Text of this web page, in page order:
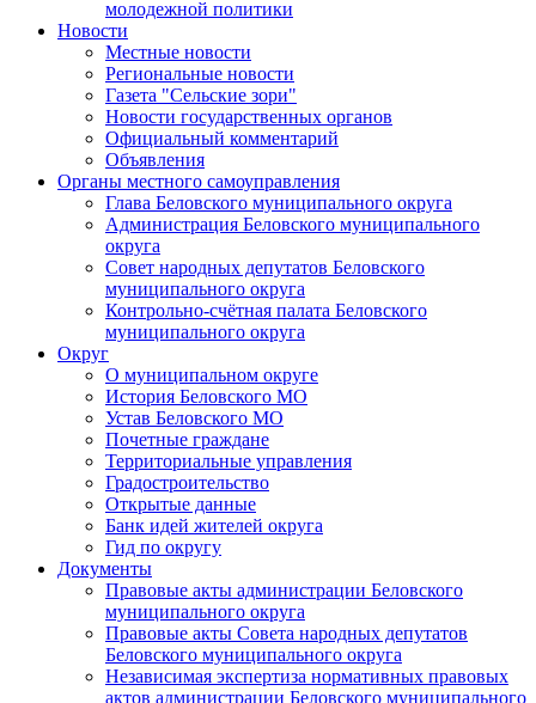
молодежной политики
Новости
Местные новости
Региональные новости
Газета "Сельские зори"
Новости государственных органов
Официальный комментарий
Объявления
Органы местного самоуправления
Глава Беловского муниципального округа
Администрация Беловского муниципального
округа
Совет народных депутатов Беловского
муниципального округа
Контрольно-счётная палата Беловского
муниципального округа
Округ
О муниципальном округе
История Беловского МО
Устав Беловского МО
Почетные граждане
Территориальные управления
Градостроительство
Открытые данные
Банк идей жителей округа
Гид по округу
Документы
Правовые акты администрации Беловского
муниципального округа
Правовые акты Совета народных депутатов
Беловского муниципального округа
Независимая экспертиза нормативных правовых
актов администрации Беловского муниципального